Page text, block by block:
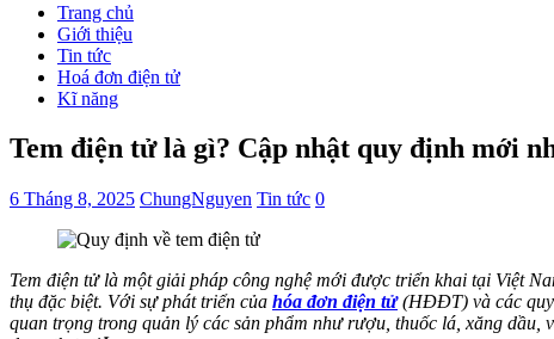
Trang chủ
Giới thiệu
Tin tức
Hoá đơn điện tử
Kĩ năng
Tem điện tử là gì? Cập nhật quy định mới
6 Tháng 8, 2025 ChungNguyen Tin tức 0
Tem điện tử là một giải pháp công nghệ mới được triển khai tại Việt
thụ đặc biệt. Với sự phát triển của hóa đơn điện tử(HĐĐT) và các quy
quan trọng trong quản lý các sản phẩm như rượu, thuốc lá, xăng dầu,